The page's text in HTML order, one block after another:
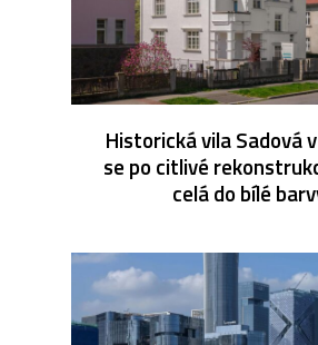
Historická vila Sadová
se po citlivé
celá do bílé